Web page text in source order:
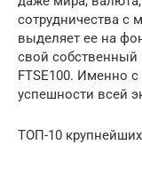
сотрудничества
выделяет ее на
свой
FTSE100. Именно
успешности всей
ТОП-10